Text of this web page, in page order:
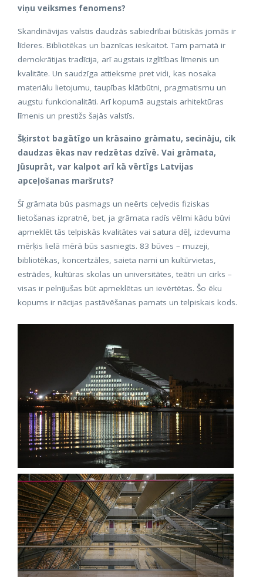
viņu veiksmes fenomens?
Skandināvijas valstis daudzās sabiedrībai būtiskās jomās ir
līderes. Bibliotēkas un baznīcas ieskaitot. Tam pamatā ir
demokrātijas tradīcija, arī augstais izglītības līmenis un
kvalitāte. Un saudzīga attieksme pret vidi, kas nosaka
materiālu lietojumu, taupības klātbūtni, pragmatismu un
augstu funkcionalitāti. Arī kopumā augstais arhitektūras
līmenis un prestižs šajās valstīs.
Šķirstot bagātīgo un krāsaino grāmatu, secināju, cik
daudzas ēkas nav redzētas dzīvē. Vai grāmata,
Jūsuprāt, var kalpot arī kā vērtīgs Latvijas
apceļošanas maršruts?
Šī grāmata būs pasmags un neērts ceļvedis fiziskas
lietošanas izpratnē, bet, ja grāmata radīs vēlmi kādu būvi
apmeklēt tās telpiskās kvalitātes vai satura dēļ, izdevuma
mērķis lielā mērā būs sasniegts. 83 būves – muzeji,
bibliotēkas, koncertzāles, saieta nami un kultūrvietas,
estrādes, kultūras skolas un universitātes, teātri un cirks –
visas ir pelnījušas būt apmeklētas un ievērtētas. Šo ēku
kopums ir nācijas pastāvēšanas pamats un telpiskais kods.